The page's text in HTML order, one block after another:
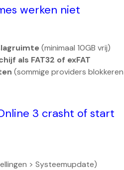
werken niet
(minimaal 10GB vrij)
als FAT32 of exFAT
(sommige providers blokkeren
3 crasht of start
> Systeemupdate)